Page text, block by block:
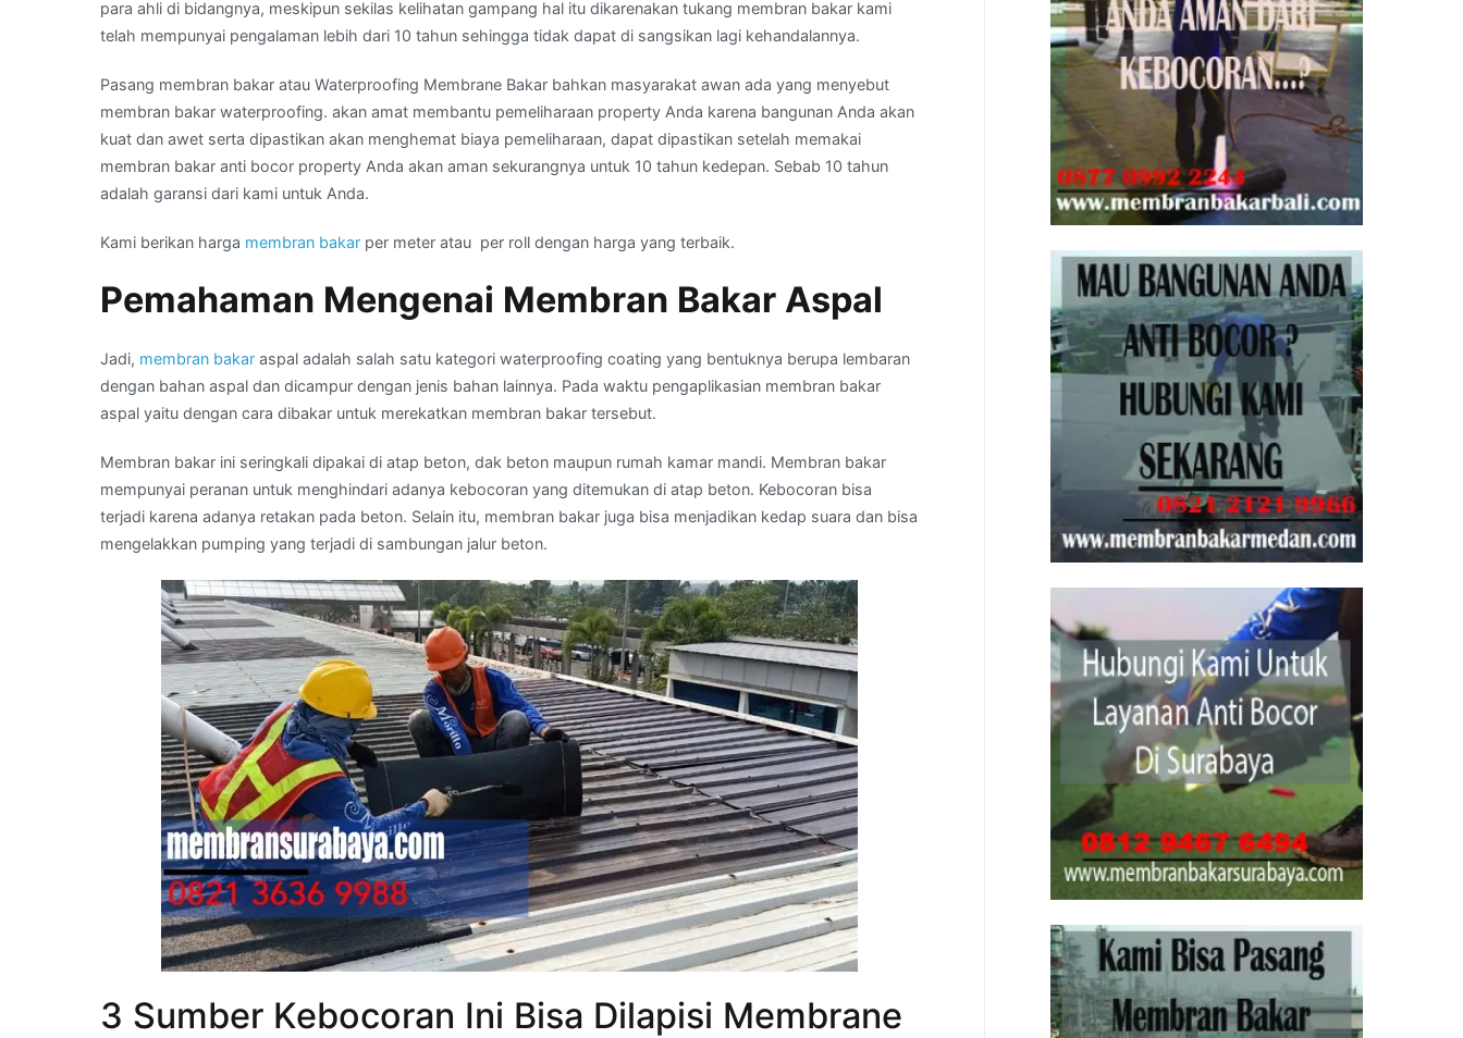
para ahli di bidangnya, meskipun sekilas kelihatan gampang hal itu dikarenakan tukang membran bakar kami
telah mempunyai pengalaman lebih dari 10 tahun sehingga tidak dapat di sangsikan lagi kehandalannya.
Pasang membran bakar atau Waterproofing Membrane Bakar bahkan masyarakat awan ada yang menyebut
membran bakar waterproofing. akan amat membantu pemeliharaan property Anda karena bangunan Anda akan
kuat dan awet serta dipastikan akan menghemat biaya pemeliharaan, dapat dipastikan setelah memakai
membran bakar anti bocor property Anda akan aman sekurangnya untuk 10 tahun kedepan. Sebab 10 tahun
adalah garansi dari kami untuk Anda.
Kami berikan harga membran bakar per meter atau per roll dengan harga yang terbaik.
Pemahaman Mengenai Membran Bakar Aspal
Jadi, membran bakar aspal adalah salah satu kategori waterproofing coating yang bentuknya berupa lembaran
dengan bahan aspal dan dicampur dengan jenis bahan lainnya. Pada waktu pengaplikasian membran bakar
aspal yaitu dengan cara dibakar untuk merekatkan membran bakar tersebut.
Membran bakar ini seringkali dipakai di atap beton, dak beton maupun rumah kamar mandi. Membran bakar
mempunyai peranan untuk menghindari adanya kebocoran yang ditemukan di atap beton. Kebocoran bisa
terjadi karena adanya retakan pada beton. Selain itu, membran bakar juga bisa menjadikan kedap suara dan bisa
mengelakkan pumping yang terjadi di sambungan jalur beton.
3 Sumber Kebocoran Ini Bisa Dilapisi Membrane